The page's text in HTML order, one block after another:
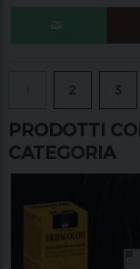
2 3
PRODOTTI
CATEGORIA